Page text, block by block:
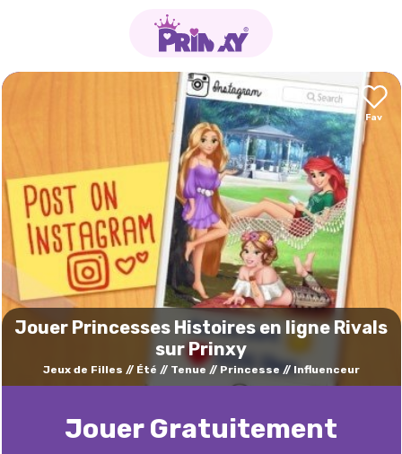
Jouer Princesses Histoires en ligne Rivals
sur Prinxy
Jeux de Filles Été Tenue Princesse Influenceur
Jouer Gratuitement